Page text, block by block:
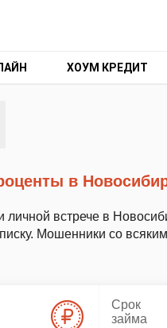
ХОУМ КРЕДИТ
в
встрече в
Мошенники со
Срок
займа